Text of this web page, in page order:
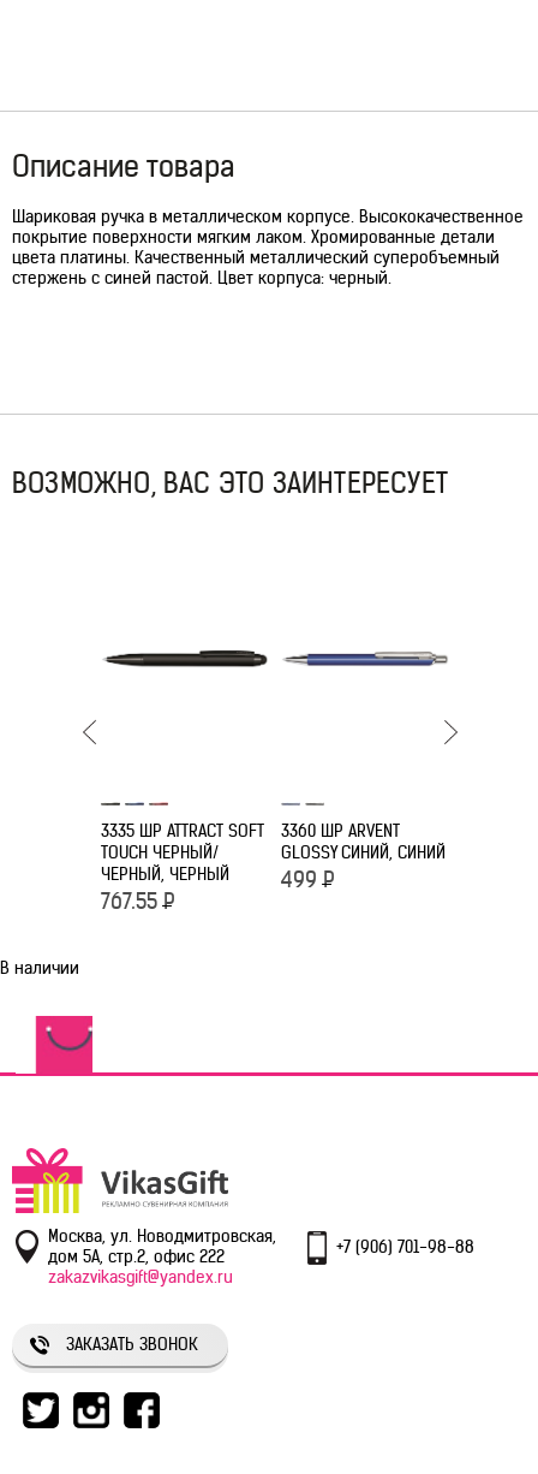
Описание товара
Шариковая ручка в металлическом корпусе. Высококачественное
покрытие поверхности мягким лаком. Хромированные детали
цвета платины. Качественный металлический суперобъемный
стержень с синей пастой. Цвет корпуса: черный.
ВОЗМОЖНО, ВАС ЭТО ЗАИНТЕРЕСУЕТ
3335 ШР ATTRACT SOFT
TOUCH ЧЕРНЫЙ/
ЧЕРНЫЙ, ЧЕРНЫЙ
767.55 Р
3360 ШР ARVENT
GLOSSY СИНИЙ, СИНИЙ
499 Р
В наличии
Москва, ул. Новодмитровская,
дом 5А, стр.2, офис 222
+7 (906) 701-98-88
zakazvikasgift@yandex.ru
ЗАКАЗАТЬ ЗВОНОК